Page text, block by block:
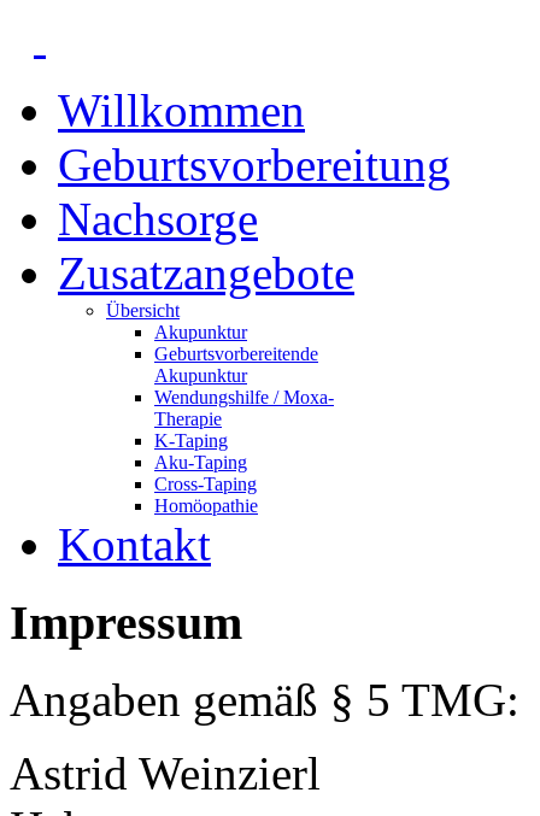
Willkommen
Geburtsvorbereitung
Nachsorge
Zusatzangebote
Übersicht
Akupunktur
Geburtsvorbereitende
Akupunktur
Wendungshilfe / Moxa-
Therapie
K-Taping
Aku-Taping
Cross-Taping
Homöopathie
Kontakt
Impressum
Angaben gemäß § 5 TMG:
Astrid Weinzierl